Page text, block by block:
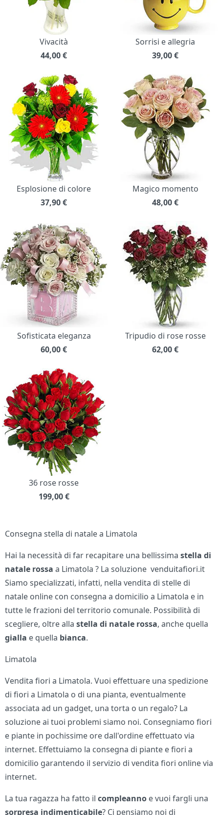
Vivacità
44,00€
Sorrisi e allegria
39,00€
Esplosione di colore
37,90€
Magico momento
48,00€
Sofisticata eleganza
60,00€
Tripudio di rose rosse
62,00€
36 rose rosse
199,00 €
Consegna stella di natale a Limatola
Hai la necessità di far recapitare una bellissimastella di
natale rossa a Limatola ? La soluzione venduitafiori.it
Siamo specializzati, infatti, nella vendita di stelle di
natale online con consegna a domicilio a Limatola e in
tutte le frazioni del territorio comunale. Possibilità di
scegliere, oltre allastella di natale rossa, anche quella
gialla e quella bianca.
Limatola
Vendita fiori a Limatola. Vuoi effettuare una spedizione
di fiori a Limatola o di una pianta, eventualmente
associata ad un gadget, una torta o un regalo? La
soluzione ai tuoi problemi siamo noi. Consegniamo fiori
e piante in pochissime ore dall'ordine effettuato via
internet. Effettuiamo la consegna di piante e fiori a
domicilio garantendo il servizio di vendita fiori online via
internet.
La tua ragazza ha fatto ilcompleanno e vuoi fargli una
sorpresa indimenticabile? Ci pensiamo noi di